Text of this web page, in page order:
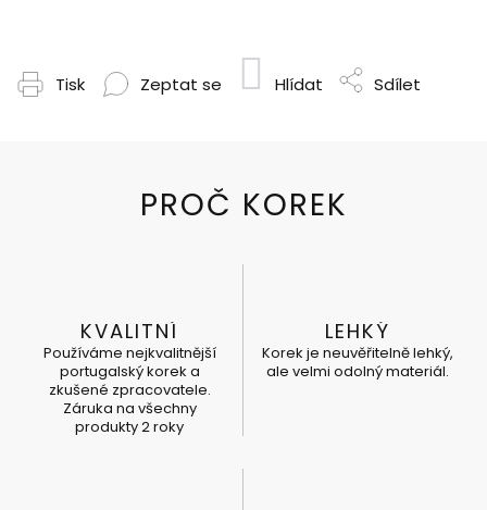
Tisk Zeptat se Hlídat Sdílet
KVALITNÍ
Používáme nejkvalitnější
portugalský korek a
zkušené zpracovatele.
Záruka na všechny
produkty 2 roky
LEHKÝ
Korek je neuvěřitelně lehký,
ale velmi odolný materiál.